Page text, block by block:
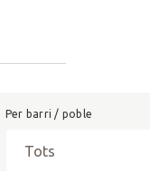
Per barri / poble